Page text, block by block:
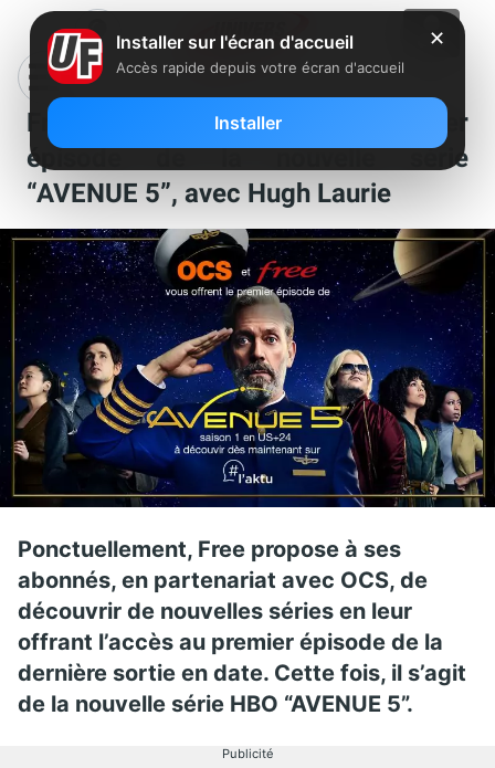
Free et OCS vous offrent le premier
épisode de la nouvelle série
“AVENUE 5”, avec Hugh Laurie
Ponctuellement, Free propose à ses
abonnés, en partenariat avec OCS, de
découvrir de nouvelles séries en leur
offrant l’accès au premier épisode de la
dernière sortie en date. Cette fois, il s’agit
de la nouvelle série HBO “AVENUE 5”.
Publicité
✕
Installer sur l'écran d'accueil
Accès rapide depuis votre écran d'accueil
Installer